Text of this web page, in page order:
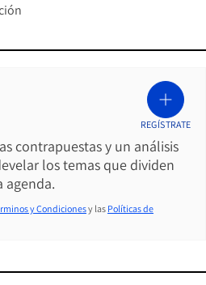
contrapuestas y un análisis
los temas que dividen
agenda.
REGÍSTRATE
y Condicionesy las Políticas de